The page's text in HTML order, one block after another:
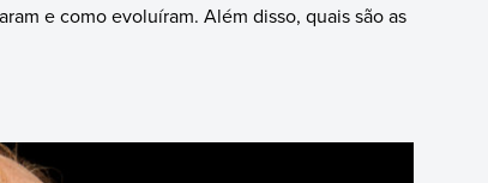
e como evoluíram. Além disso, quais são as